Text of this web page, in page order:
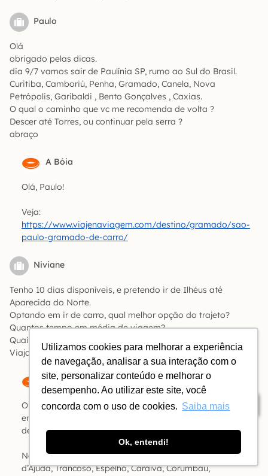
Utilizamos cookies para melhorar a experiência
de navegação, analisar a sua interação com o
site, personalizar conteúdo e melhorar o
desempenho. Ao utilizar este site, você
concorda com o uso de cookies. Saiba mais
Ok, entendi!
Índice
Paulo
Olá
obrigado pelas dicas.
dia 9/7 vamos sair de Paulínia SP, rumo ao Sul do Brasil.
Curitiba, Camboriú, Penha, Gramado, Canela, Nova
Petrópolis, Garibaldi , Bento Gonçalves , Caxias.
O qual o caminho que vc me recomenda de volta ?
Descer até Torres, ou continuar pela serra ?
abraço
A Bóia
Olá, Paulo!
Veja:
https://www.viajenaviagem.com/destino/gramado/sao-
paulo-gramado-de-carro/
Niviane
Tenho 10 dias disponíveis, e pretendo ir de Ilhéus até
Aparecida do Norte.
Optando em ir de carro, qual melhor opção do trajeto?
Quantos tempo em média de viagem?
Quais pontos são interessantes visitar no trajeto?
Viajando 4 pessoas é mais vantajoso carro ou aéreo?
A Bóia
Olá, Niviane! O trajeto é pela BR 101 até o Rio de Janeiro e
então pela BR 116 (Via Dutra). Veja os tempos de
deslocamento emhttps://maps.google.com.
No caminho tem Santo André, POrto Seguro, ARraial
d’Ajuda, Trancoso, Espelho, Caraíva, Corumbau,